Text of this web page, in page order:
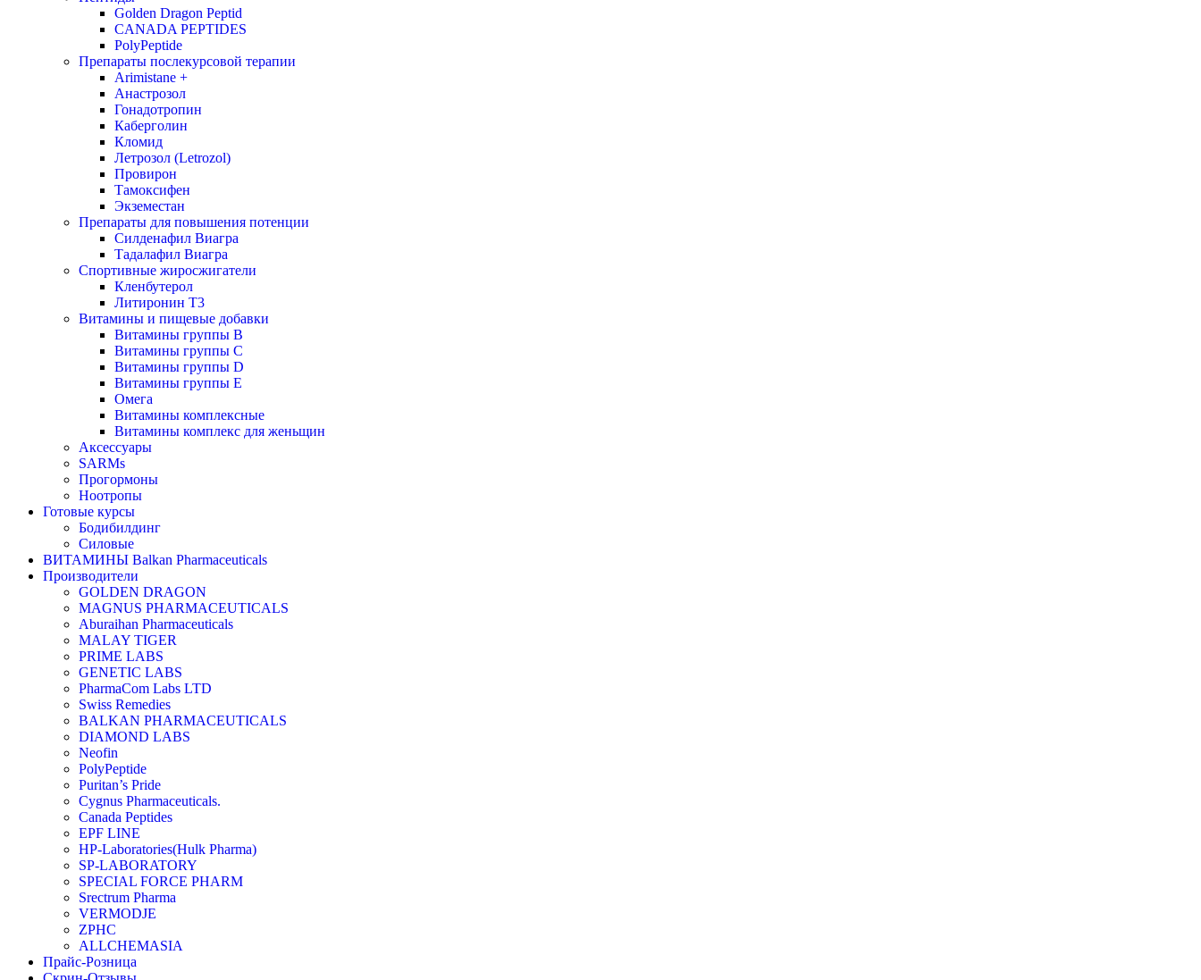
Golden Dragon Peptid
CANADA PEPTIDES
PolyPeptide
Препараты послекурсовой терапии
Arimistane +
Анастрозол
Гонадотропин
Каберголин
Кломид
Летрозол (Letrozol)
Провирон
Тамоксифен
Экземестан
Препараты для повышения потенции
Силденафил Виагра
Тадалафил Виагра
Спортивные жиросжигатели
Кленбутерол
Литиронин Т3
Витамины и пищевые добавки
Витамины группы В
Витамины группы С
Витамины группы D
Витамины группы Е
Омега
Витамины комплексные
Витамины комплекс для женьщин
Аксессуары
SARMs
Прогормоны
Ноотропы
Готовые курсы
Бодибилдинг
Силовые
ВИТАМИНЫ Balkan Pharmaceuticals
Производители
GOLDEN DRAGON
MAGNUS PHARMACEUTICALS
Aburaihan Pharmaceuticals
MALAY TIGER
PRIME LABS
GENETIC LABS
PharmaCom Labs LTD
Swiss Remedies
BALKAN PHARMACEUTICALS
DIAMOND LABS
Neofin
PolyPeptide
Puritan’s Pride
Cygnus Pharmaceuticals.
Canada Peptides
EPF LINE
HP-Laboratories(Hulk Pharma)
SP-LABORATORY
SPECIAL FORCE PHARM
Srectrum Pharma
VERMODJE
ZPHC
ALLCHEMASIA
Прайс-Розница